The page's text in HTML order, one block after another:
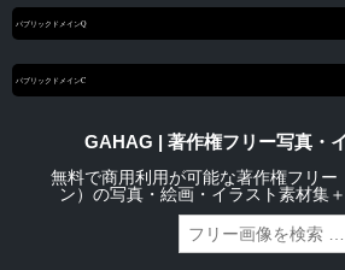
パブリックドメインQ
パブリックドメインC
GAHAG | 著作権フリー写真・
無料で商用利用が可能な著作権フリー
ン）の写真・絵画・イラスト素材集